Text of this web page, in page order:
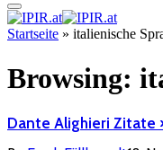
Startseite » italienische
Browsing:
Dante Alighieri Zitate